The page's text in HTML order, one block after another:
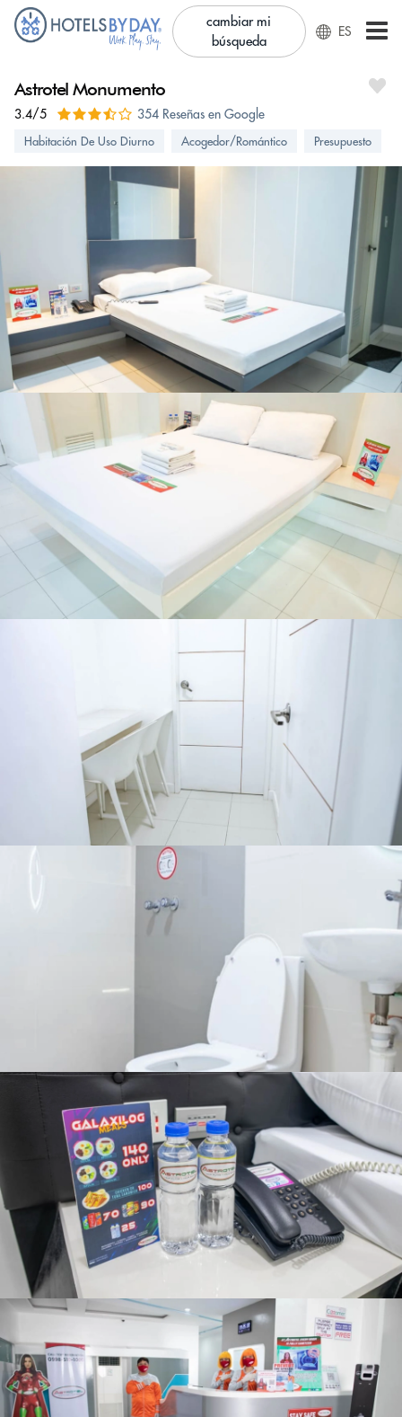
cambiar mi
búsqueda
ES
Astrotel Monumento
3.4/5 354 Reseñas en Google
Habitación De Uso Diurno Acogedor/Romántico Presupuesto